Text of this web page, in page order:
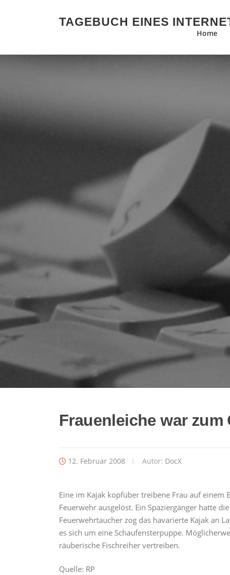
TAGEBUCH EINES
Home
Frauenleiche war
12. Februar 2008 Autor: DocX
Eine im Kajak kopfüber treibene Frau auf einem
Feuerwehr ausgelöst. Ein Spaziergänger hatte
Feuerwehrtaucher zog das havarierte Kajak an
es sich um eine Schaufensterpuppe.
räuberische Fischreiher vertreiben.
Quelle: RP